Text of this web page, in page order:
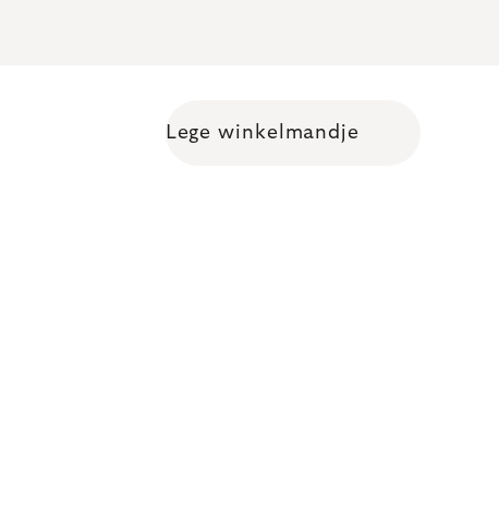
Shopping cart
Lege winkelmandje